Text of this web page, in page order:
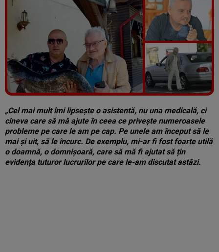
Vezi galeria foto
7 poze
„Cel mai mult îmi lipsește o asistentă, nu una medicală, ci
cineva care să mă ajute în ceea ce privește numeroasele
probleme pe care le am pe cap. Pe unele am început să le
mai și uit, să le încurc. De exemplu, mi-ar fi fost foarte utilă
o doamnă, o domnișoară, care să mă fi ajutat să țin
evidența tuturor lucrurilor pe care le-am discutat astăzi.